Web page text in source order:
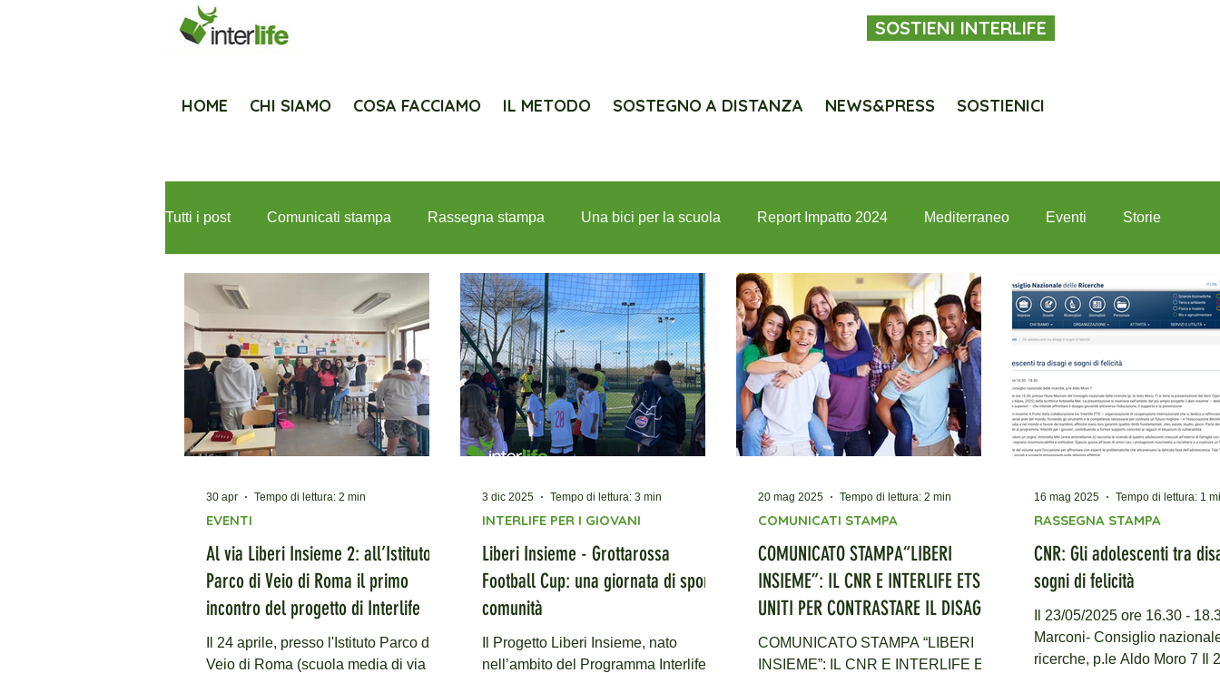
SOSTIENI INTERLIFE
HOME CHI SIAMO COSA FACCIAMO IL METODO SOSTEGNO A DISTANZA NEWS&PRESS SOSTIENICI
Tutti i post Comunicati stampa Rassegna stampa Una bici per la scuola Report Impatto 2024 Mediterraneo Eventi Storie
Newsletter Fondazione Mediolanum per Interlife Lions e Interlife Progetti Interlife per i giovani
Al via Liberi Insieme 2: all’Istituto
Parco di Veio di Roma il primo
incontro del progetto di Interlife
Il 24 aprile, presso l'Istituto Parco di
Veio di Roma (scuola media di via
EVENTI
30 apr Tempo di lettura: 2 min
Liberi Insieme - Grottarossa
Football Cup: una giornata di sport e
comunità
nell’ambito del Programma Interlife
INTERLIFE PER I GIOVANI
3 dic 2025 Tempo di lettura: 3 min
COMUNICATO STAMPA“LIBERI
INSIEME”: IL CNR E INTERLIFE ETS
UNITI PER CONTRASTARE IL DISAGIO
GIOVANILE
COMUNICATO STAMPA “LIBERI
INSIEME”: IL CNR E INTERLIFE ETS
COMUNICATI STAMPA
20 mag 2025 Tempo di lettura: 2 min
CNR: Gli adolescenti tra
sogni di felicità
Il 23/05/2025 ore 16.30 -
Marconi- Consiglio
ricerche, p.le Aldo Moro 7 Il 23
RASSEGNA STAMPA
16 mag 2025 Tempo di lettura: 1